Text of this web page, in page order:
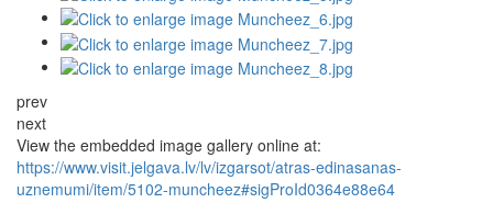
prev
next
View the embedded image gallery online at:
https://www.visit.jelgava.lv/lv/izgarsot/atras-edinasanas-
uznemumi/item/5102-muncheez#sigProId0364e88e64